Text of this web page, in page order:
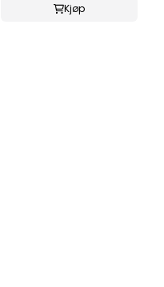
Kjøp